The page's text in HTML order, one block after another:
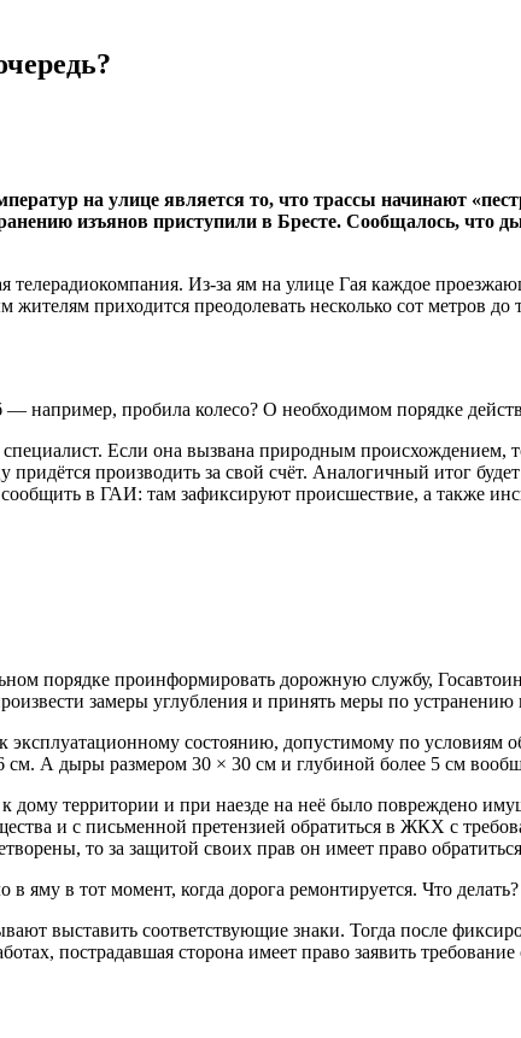
на улице является то, что трассы начинают
изъянов приступили в Бресте. Сообщалось, что
Из-за ям на улице Гая каждое
приходится преодолевать несколько сот метров до
пробила колесо? О необходимом порядке
Если она вызвана природным происхождением,
производить за свой счёт. Аналогичный итог
сообщить в ГАИ: там зафиксируют происшествие, а также
порядке проинформировать дорожную службу,
замеры углубления и принять меры по устранению
состоянию, допустимому по условиям
А дыры размером 30 × 30 см и глубиной более 5 см
территории и при наезде на неё было повреждено
и с письменной претензией обратиться в ЖКХ с
то за защитой своих прав он имеет право
яму в тот момент, когда дорога ремонтируется. Что делать?
выставить соответствующие знаки. Тогда после
пострадавшая сторона имеет право заявить